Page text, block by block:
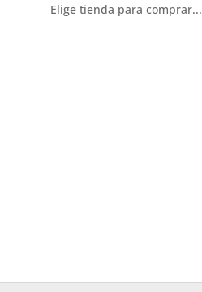
Elige tienda para comprar...